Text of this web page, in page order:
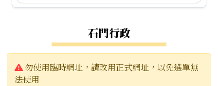
石門行政
警告:
勿使用臨時網址，請改用正式網址，以免選單無
法使用